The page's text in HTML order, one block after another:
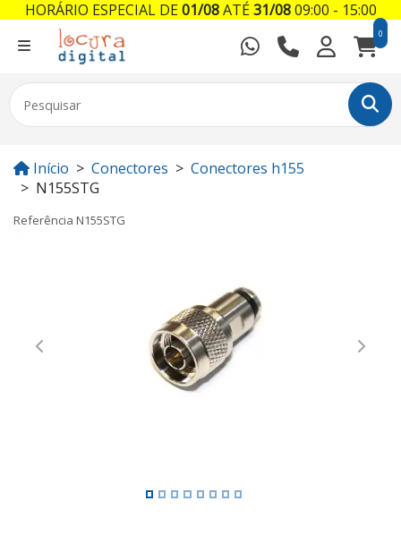
0
Início Conectores
Conectores h155
N155STG
Referência N155STG
Previous Next
HORÁRIO ESPECIAL DE01/08ATÉ31/0809:00 - 15:00